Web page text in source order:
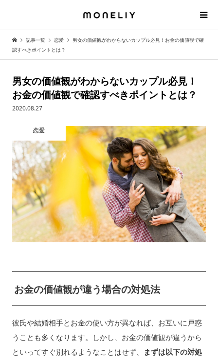
記事一覧 恋愛
男女の価値観がわからないカップル必見！お金の価値観で確
認すべきポイントとは？
男女の価値観がわからないカップル必見！
お金の価値観で確認すべきポイントとは？
2020.08.27
恋愛
お金の価値観が違う場合の対処法
彼氏や結婚相手とお金の使い方が異なれば、お互いに戸惑
うことも多くなります。しかし、お金の価値観が違うから
といってすぐ別れるようなことはせず、
まずは以下の対処